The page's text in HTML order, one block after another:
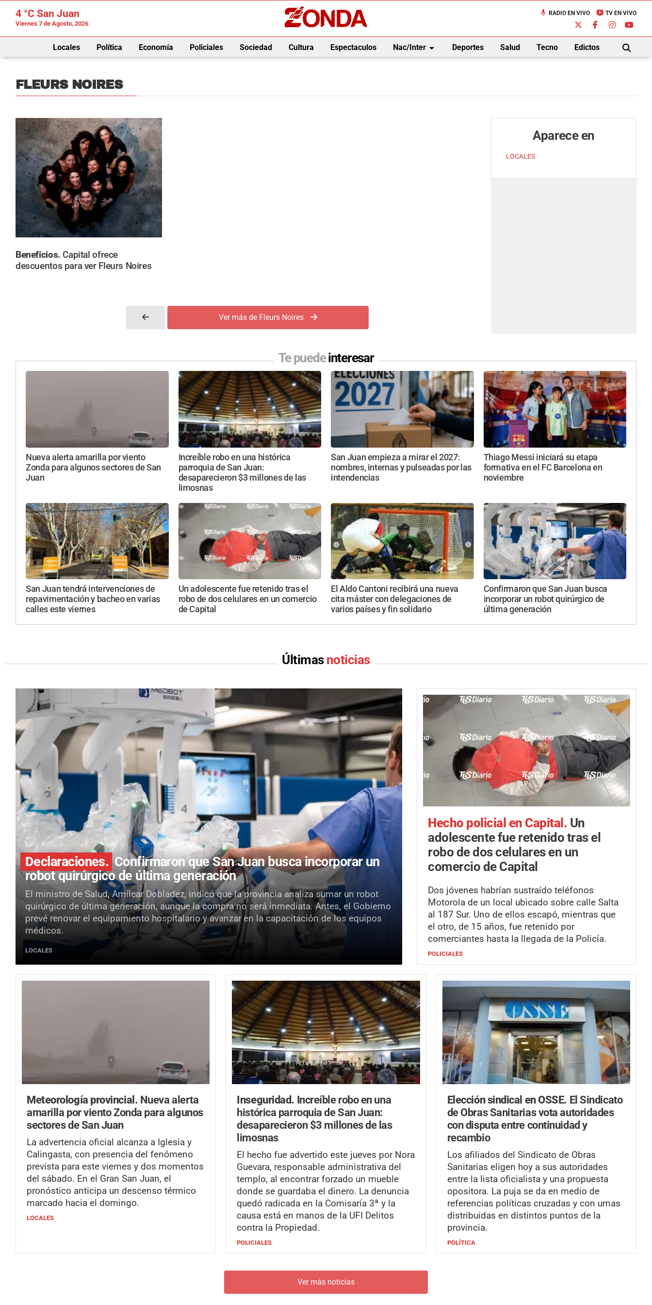
4 °C San Juan
Viernes 7 de Agosto, 2026
mic RADIO EN VIVO live_tv TV EN VIVO
Locales Política Economía Policiales Sociedad Cultura Espectaculos Nac/Interarrow_drop_down Deportes Salud Tecno Edictos
BUSCAR
FLEURS NOIRES
Beneficios. Capital ofrece
descuentos para ver Fleurs Noires
Ver más de Fleurs Noires
Aparece en
LOCALES
Te puedeinteresar
Nueva alerta amarilla por viento
Zonda para algunos sectores de San
Juan
Increíble robo en una histórica
parroquia de San Juan:
desaparecieron $3 millones de las
limosnas
San Juan empieza a mirar el 2027:
nombres, internas y pulseadas por las
intendencias
Thiago Messi iniciará su etapa
formativa en el FC Barcelona en
noviembre
San Juan tendrá intervenciones de
repavimentación y bacheo en varias
calles este viernes
Un adolescente fue retenido tras el
robo de dos celulares en un comercio
de Capital
El Aldo Cantoni recibirá una nueva
cita máster con delegaciones de
varios países y fin solidario
Confirmaron que San Juan busca
incorporar un robot quirúrgico de
última generación
Últimas noticias
Declaraciones. Confirmaron que San Juan busca incorporar un
robot quirúrgico de última generación
El ministro de Salud, Amílcar Dobladez, indicó que la provincia analiza sumar un robot
quirúrgico de última generación, aunque la compra no será inmediata. Antes, el Gobierno
prevé renovar el equipamiento hospitalario y avanzar en la capacitación de los equipos
médicos.
LOCALES
Hecho policial en Capital. Un
adolescente fue retenido tras el
robo de dos celulares en un
comercio de Capital
Dos jóvenes habrían sustraído teléfonos
Motorola de un local ubicado sobre calle Salta
al 187 Sur. Uno de ellos escapó, mientras que
el otro, de 15 años, fue retenido por
comerciantes hasta la llegada de la Policía.
POLICIALES
Meteorología provincial. Nueva alerta
amarilla por viento Zonda para algunos
sectores de San Juan
La advertencia oficial alcanza a Iglesia y
Calingasta, con presencia del fenómeno
prevista para este viernes y dos momentos
del sábado. En el Gran San Juan, el
pronóstico anticipa un descenso térmico
marcado hacia el domingo.
LOCALES
Inseguridad. Increíble robo en una
histórica parroquia de San Juan:
desaparecieron $3 millones de las
limosnas
El hecho fue advertido este jueves por Nora
Guevara, responsable administrativa del
templo, al encontrar forzado un mueble
donde se guardaba el dinero. La denuncia
quedó radicada en la Comisaría 3ª y la
causa está en manos de la UFI Delitos
contra la Propiedad.
POLICIALES
Elección sindical en OSSE. El Sindicato
de Obras Sanitarias vota autoridades
con disputa entre continuidad y
recambio
Los afiliados del Sindicato de Obras
Sanitarias eligen hoy a sus autoridades
entre la lista oficialista y una propuesta
opositora. La puja se da en medio de
referencias políticas cruzadas y con urnas
distribuidas en distintos puntos de la
provincia.
POLÍTICA
Ver más noticias